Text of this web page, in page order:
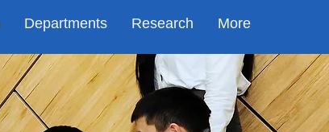
Departments Research More